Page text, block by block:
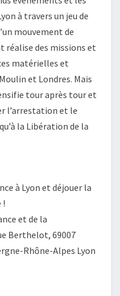
à travers un jeu de
mouvement de
réalise des missions et
matérielles et
et Londres. Mais
tour après tour et
l’arrestation et le
la Libération de la
à Lyon et déjouer la
!
et de la
Berthelot, 69007
Rhône-Alpes Lyon